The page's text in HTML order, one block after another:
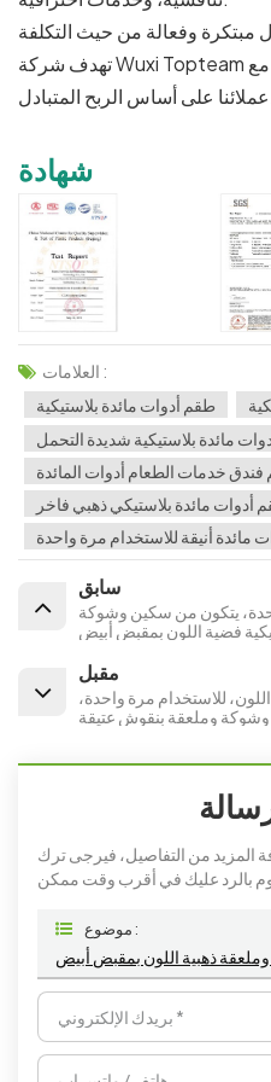
تهدف شركة Wuxi Topteam إلى بناء شراكات طويلة الأمد مع
شهادة
العلامات :
طقم أدوات مائدة بلاستيكية
مائدة بلاستيكية شديدة التحمل
خدمات الطعام أدوات المائدة
أدوات مائدة بلاستيكي ذهبي فاخر
مائدة أنيقة للاستخدام مرة واحدة
سابق
يتكون من سكين وشوكة
فضية اللون بمقبض أبيض
مقبل
للاستخدام مرة واحدة،
وملعقة بنقوش عتيقة
المزيد من التفاصيل، فيرجى ترك
موضوع :